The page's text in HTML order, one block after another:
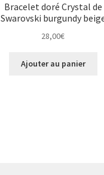
Bracelet doré Crystal de
Swarovski burgundy
28,00€
Ajouter au panier